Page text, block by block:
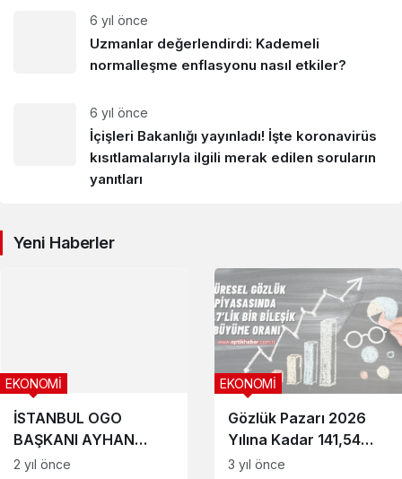
6 yıl önce
Uzmanlar değerlendirdi: Kademeli
normalleşme enflasyonu nasıl etkiler?
6 yıl önce
İçişleri Bakanlığı yayınladı! İşte koronavirüs
kısıtlamalarıyla ilgili merak edilen soruların
yanıtları
Yeni Haberler
İSTANBUL OGO
BAŞKANI AYHAN
DEMİRCAN
EKONOMİ
2 yıl önce
Gözlük Pazarı 2026
Yılına Kadar 141,54
Milyar ABD Dolarına
EKONOMİ
3 yıl önce